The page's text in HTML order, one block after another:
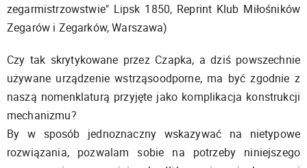
zegarmistrzowstwie" Lipsk 1850, Reprint Klub Miłośników
Zegarów i Zegarków, Warszawa)
Czy tak skrytykowane przez Czapka, a dziś powszechnie
używane urządzenie wstrząsoodporne, ma być zgodnie z
naszą nomenklaturą przyjęte jako komplikacja konstrukcji
mechanizmu?
By w sposób jednoznaczny wskazywać na nietypowe
rozwiązania, pozwalam sobie na potrzeby niniejszego